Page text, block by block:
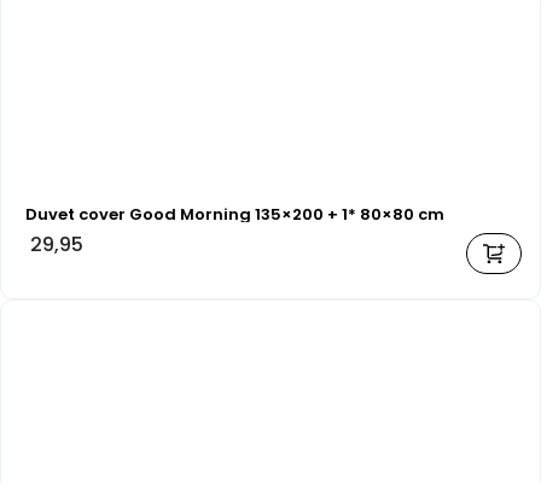
Duvet cover Good Morning 135×200 + 1* 80×80 cm
29,95